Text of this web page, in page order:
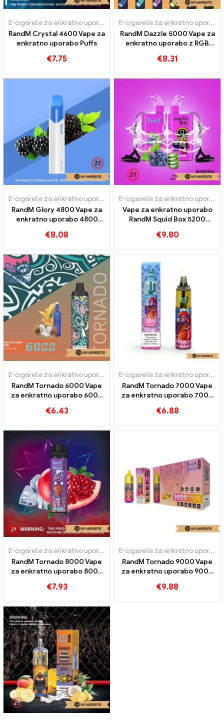
E-cigarete za enkratno uporabo
RandM Crystal 4600 Vape za
enkratno uporabo Puffs
€7.75
E-cigarete za enkratno uporabo
RandM Dazzle 5000 Vape za
enkratno uporabo z RGB
€8.31
E-cigarete za enkratno uporabo
RandM Glory 4800 Vape za
enkratno uporabo 4800
€8.08
E-cigarete za enkratno uporabo
Vape za enkratno uporabo
RandM Squid Box 5200
€9.80
E-cigarete za enkratno uporabo
RandM Tornado 6000 Vape
za enkratno uporabo 6000
€6.43
E-cigarete za enkratno uporabo
RandM Tornado 7000 Vape
za enkratno uporabo 7000
€6.88
E-cigarete za enkratno uporabo
RandM Tornado 8000 Vape
za enkratno uporabo 8000
€7.93
E-cigarete za enkratno uporabo
RandM Tornado 9000 Vape
za enkratno uporabo 9000
€9.88